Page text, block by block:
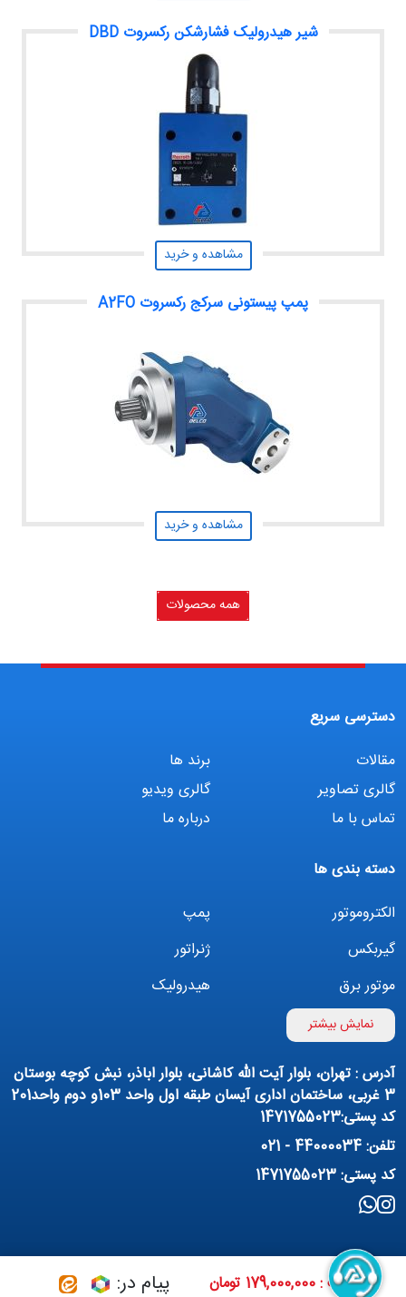
قیمت : 179,000,000 تومان پیام در:
شیر هیدرولیک فشارشکن رکسروت DBD
مشاهده و خرید
پمپ پیستونی سرکج رکسروت A2FO
مشاهده و خرید
همه محصولات
دسترسی سریع
مقالات
برند ها
گالری تصاویر
گالری ویدیو
تماس با ما
درباره ما
دسته بندی ها
الکتروموتور
پمپ
گیربکس
ژنراتور
موتور برق
هیدرولیک
اینورتر
تهویه مطبوع
پمپ هواده
پمپ وکیوم
فیلتراسیون و تصفیه
منبع آب (تانکر آب)
مواد شیمیایی
نمایش بیشتر
آدرس : تهران، بلوار آیت الله کاشانی، بلوار اباذر، نبش کوچه بوستان
3 غربی، ساختمان اداری آیسان طبقه اول واحد 103و دوم واحد201
کد پستی:1471755023
تلفن: 44000034 - 021
کد پستی: 1471755023